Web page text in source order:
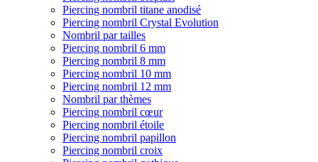
Piercing nombril titane anodisé
Piercing nombril Crystal Evolution
Nombril par tailles
Piercing nombril 6 mm
Piercing nombril 8 mm
Piercing nombril 10 mm
Piercing nombril 12 mm
Nombril par thèmes
Piercing nombril cœur
Piercing nombril étoile
Piercing nombril papillon
Piercing nombril croix